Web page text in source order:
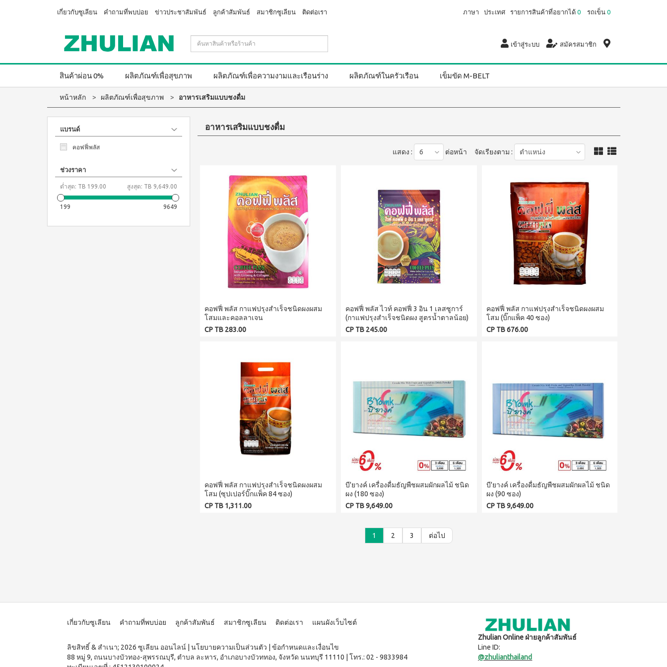
เกี่ยวกับซูเลียน คำถามที่พบบ่อย ข่าวประชาสัมพันธ์ ลูกค้าสัมพันธ์ สมาชิกซูเลียน ติดต่อเรา ภาษา ประเทศ รายการสินค้าที่อยากได้ 0 รถเข็น 0
เข้าสู่ระบบ สมัครสมาชิก
สินค้าผ่อน 0% ผลิตภัณฑ์เพื่อสุขภาพ ผลิตภัณฑ์เพื่อความงามและเรือนร่าง ผลิตภัณฑ์ในครัวเรือน เข็มขัด M-BELT
หน้าหลัก ผลิตภัณฑ์เพื่อสุขภาพ อาหารเสริมแบบชงดื่ม
แบรนด์
คอฟฟี่พลัส
ช่วงราคา
ต่ำสุด: TB 199.00 สูงสุด: TB 9,649.00
199 9649
อาหารเสริมแบบชงดื่ม
แสดง : ต่อหน้า จัดเรียงตาม :
คอฟฟี่ พลัส กาแฟปรุงสำเร็จชนิดผงผสม
โสมและคอลลาเจน
CP TB 283.00
คอฟฟี่ พลัส ไวท์ คอฟฟี่ 3 อิน 1 เลสซูการ์
(กาแฟปรุงสำเร็จชนิดผง สูตรน้ำตาลน้อย)
CP TB 245.00
คอฟฟี่ พลัส กาแฟปรุงสำเร็จชนิดผงผสม
โสม (บิ๊กแพ็ค 40 ซอง)
CP TB 676.00
คอฟฟี่ พลัส กาแฟปรุงสำเร็จชนิดผงผสม
โสม (ซุปเปอร์บิ๊กแพ็ค 84 ซอง)
CP TB 1,311.00
บี'ยางค์ เครื่องดื่มธัญพืชผสมผักผลไม้ ชนิด
ผง (180 ซอง)
CP TB 9,649.00
บี'ยางค์ เครื่องดื่มธัญพืชผสมผักผลไม้ ชนิด
ผง (90 ซอง)
CP TB 9,649.00
1 2 3 ต่อไป
เกี่ยวกับซูเลียน คำถามที่พบบ่อย ลูกค้าสัมพันธ์ สมาชิกซูเลียน ติดต่อเรา แผนผังเว็บไซต์
ลิขสิทธิ์ & สำเนา; 2026 ซูเลียน ออนไลน์| นโยบายความเป็นส่วนตัว
ข้อกำหนดและเงื่อนไข
88 หมู่ 9, ถนนบางบัวทอง-สุพรรณบุรี, ตำบล ละหาร, อำเภอบางบัวททอง, จังหวัด นนทบุรี 11110
โทร.: 02 - 9833984
Zhulian Online ฝ่ายลูกค้าสัมพันธ์
Line ID:
@zhulianthailand